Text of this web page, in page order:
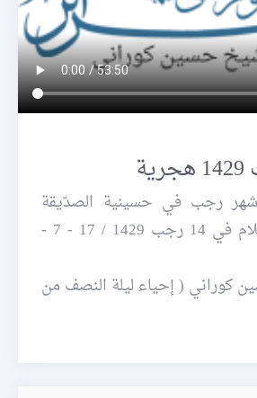
شهر رجب في حسينية الصدّيقة
الكبرى عليها السلام في 14 رجب 1429 / 17 - 7 -
كوراني ( إحياء ليلة النصف من